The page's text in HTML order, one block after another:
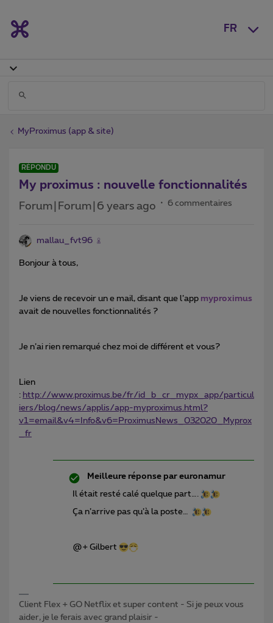
FR
MyProximus (app & site)
RÉPONDU
My proximus : nouvelle fonctionnalités
Forum|Forum|6 years ago 6 commentaires
mallau_fvt96
Bonjour à tous,
Je viens de recevoir un e mail, disant que l’app myproximus
avait de nouvelles fonctionnalités ?
Je n’ai rien remarqué chez moi de différent et vous?
Lien
: http://www.proximus.be/fr/id_b_cr_mypx_app/particul
iers/blog/news/applis/app-myproximus.html?
v1=email&v4=Info&v6=ProximusNews_032020_Myprox
_fr
Meilleure réponse par euronamur
Il était resté calé quelque part….
Ça n’arrive pas qu’à la poste…
@+ Gilbert
Client Flex + GO Netflix et super content - Si je peux vous
aider, je le ferais avec grand plaisir -